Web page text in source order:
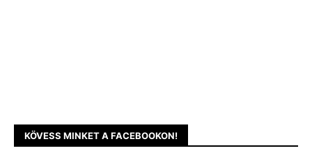
KÖVESS MINKET A FACEBOOKON!